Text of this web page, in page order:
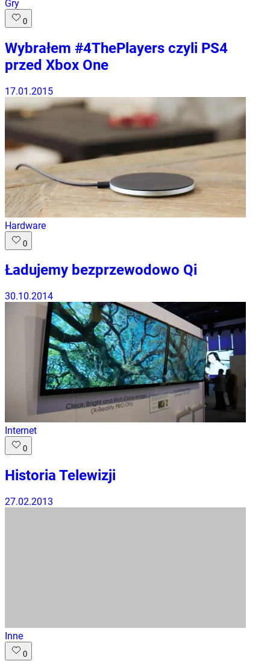
Gry
0
Wybrałem #4ThePlayers czyli PS4
przed Xbox One
17.01.2015
Hardware
0
Ładujemy bezprzewodowo Qi
30.10.2014
Internet
0
Historia Telewizji
27.02.2013
Inne
0